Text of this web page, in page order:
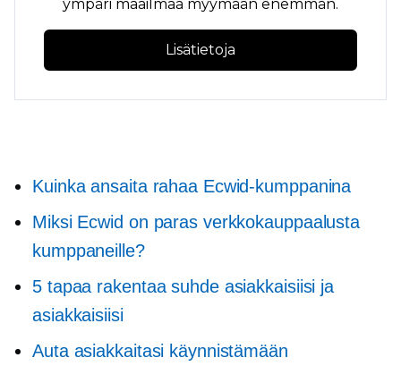
ympäri maailmaa myymään enemmän.
Lisätietoja
Kuinka ansaita rahaa Ecwid-kumppanina
Miksi Ecwid on paras verkkokauppaalusta
kumppaneille?
5 tapaa rakentaa suhde asiakkaisiisi ja
asiakkaisiisi
Auta asiakkaitasi käynnistämään